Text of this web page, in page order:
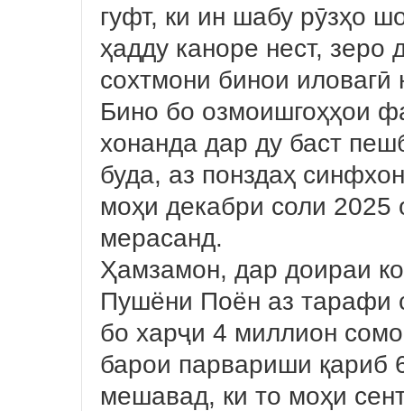
гуфт, ки ин шабу рӯзҳо
ҳадду каноре нест, зеро
сохтмони бинои
Бино бо озмоишгоҳҳои
хонанда дар ду баст
буда, аз понздаҳ
моҳи декабри соли 2025
мерасанд.
Ҳамзамон, дар доираи
Пушёни Поён аз тарафи
бо харҷи 4 миллион
барои парвариши қариб
мешавад, ки то моҳи